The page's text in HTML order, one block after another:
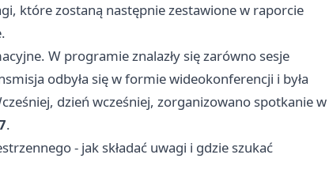
które zostaną następnie zestawione w raporcie
W programie znalazły się zarówno sesje
odbyła się w formie wideokonferencji i była
dzień wcześniej, zorganizowano spotkanie w
.
- jak składać uwagi i gdzie szukać